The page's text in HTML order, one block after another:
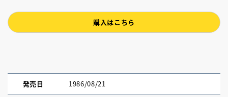
購入はこちら
発売日 1986/08/21